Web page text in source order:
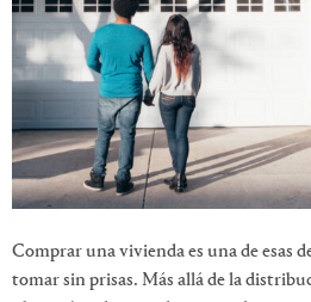
Comprar una vivienda es una de esas
tomar sin prisas. Más allá de la